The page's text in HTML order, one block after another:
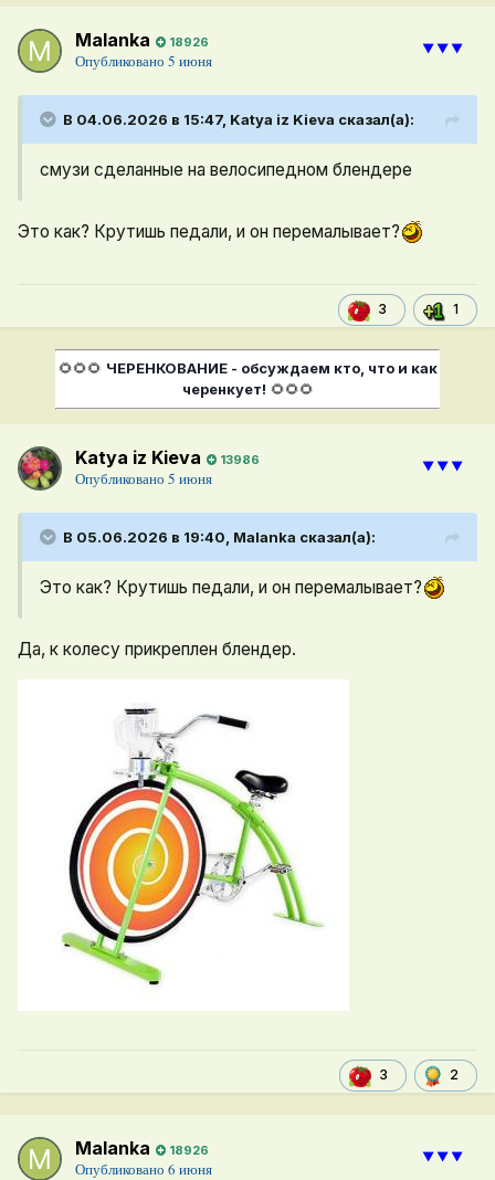
Malanka 18926
Опубликовано 5 июня
⯆⯆⯆
В 04.06.2026 в 15:47, Katya iz Kieva сказал(а):
смузи сделанные на велосипедном блендере
Это как? Крутишь педали, и он перемалывает?
3 1
🌻🌻🌻 ЧЕРЕНКОВАНИЕ - обсуждаем кто, что и как
черенкует! 🌻🌻🌻
Katya iz Kieva 13986
Опубликовано 5 июня
⯆⯆⯆
В 05.06.2026 в 19:40, Malanka сказал(а):
Это как? Крутишь педали, и он перемалывает?
Да, к колесу прикреплен блендер.
3 2
Malanka 18926
Опубликовано 6 июня
⯆⯆⯆